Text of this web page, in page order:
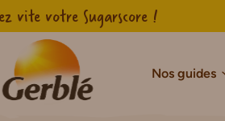
vite votre Sugarscore !
Nos guides